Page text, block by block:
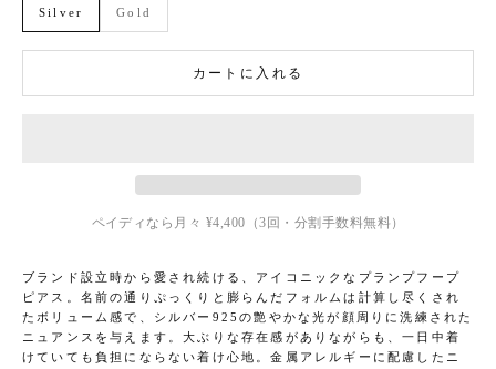
Silver Gold
カートに入れる
ペイディなら月々 ¥4,400 （3回・分割手数料無料）
ブランド設立時から愛され続ける、アイコニックなプランプフープ
ピアス。名前の通りぷっくりと膨らんだフォルムは計算し尽くされ
たボリューム感で、シルバー925の艶やかな光が顔周りに洗練された
ニュアンスを与えます。大ぶりな存在感がありながらも、一日中着
けていても負担にならない着け心地。金属アレルギーに配慮したニ